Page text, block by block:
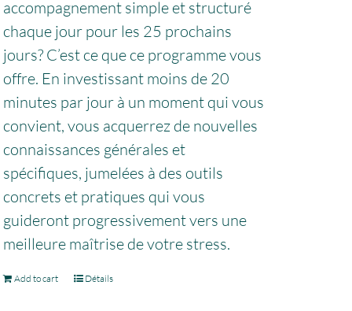
accompagnement simple et structuré
chaque jour pour les 25 prochains
jours? C’est ce que ce programme vous
offre. En investissant moins de 20
minutes par jour à un moment qui vous
convient, vous acquerrez de nouvelles
connaissances générales et
spécifiques, jumelées à des outils
concrets et pratiques qui vous
guideront progressivement vers une
meilleure maîtrise de votre stress.
Add to cart Détails